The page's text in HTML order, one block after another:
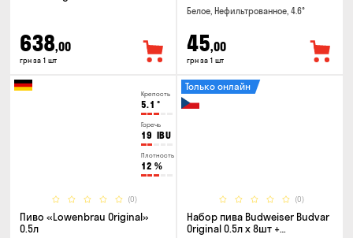
638,00
грн за 1 шт
Белое, Нефильтрованное, 4.6°
45,00
грн за 1 шт
Крепость
5.1 °
Горечь
19 IBU
Плотность
12 %
(0)
Пиво «Lowenbrau Original»
0.5л
(0)
Только онлайн
Набор пива Budweiser Budvar
Original 0.5л x 8шт +